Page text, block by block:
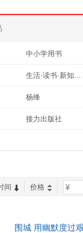
中小学用书
自然科学
老书/收藏
生活·读书·新知三联书店
杨绛
贾平凹
接力出版社
间 价格
围城 用幽默度过